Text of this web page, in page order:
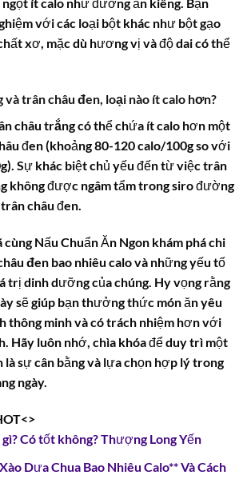
với các loại bột khác như bột gạo
xơ, mặc dù hương vị và độ dai có thể
và trân châu đen, loại nào ít calo hơn?
châu trắngcó thể chứa ít calo hơn một
đen (khoảng 80-120 calo/100g so với
Sự khác biệt chủ yếu đến từ việc trân
không được ngâm tẩm trong siro đường
châu đen.
cùng Nấu Chuẩn Ăn Ngon khám phá chi
đen bao nhiêu calovà những yếu tố
trị dinh dưỡng của chúng. Hy vọng rằng
sẽ giúp bạn thưởng thức món ăn yêu
thông minh và có trách nhiệm hơn với
Hãy luôn nhớ, chìa khóa để duy trì một
sự cân bằng và lựa chọn hợp lý trong
ngày.
Có tốt không? Thượng Long Yến
Dưa Chua Bao Nhiêu Calo** Và Cách